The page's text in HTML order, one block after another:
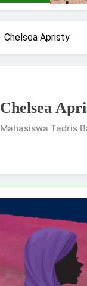
Chelsea Apristy
Chelsea
Mahasiswa Tadris